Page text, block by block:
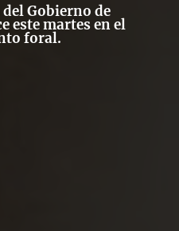
Gobierno de
este martes en el
foral.